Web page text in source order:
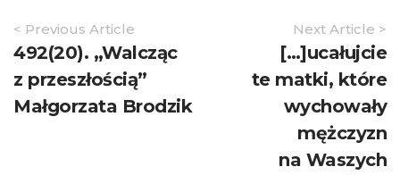
Article
Navigation
< Previous Article
492(20). „Walcząc
z przeszłością”
Małgorzata Brodzik
Next Article >
[…]ucałujcie
te matki, które
wychowały
mężczyzn
na Waszych